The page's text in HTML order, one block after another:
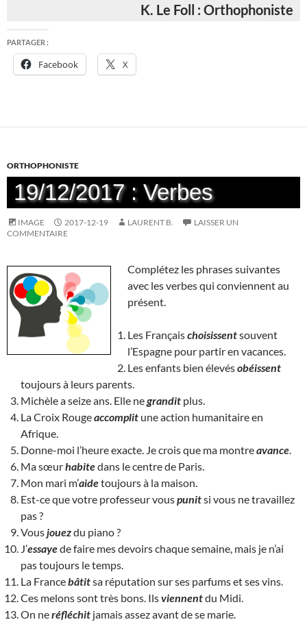
K. Le Foll : Orthophoniste
PARTAGER :
Facebook X
ORTHOPHONISTE
19/12/2017 : Verbes
IMAGE 2017-12-19 LAURENT B.
LAISSER UN
COMMENTAIRE
Complétez les phrases suivantes
avec les verbes qui conviennent au
présent.
Les Françaischoisissentsouvent
l’Espagne pour partir en vacances.
Les enfants bien élevésobéissent
toujours à leurs parents.
Michèle a seize ans. Elle negrandit plus.
La Croix Rougeaccomplit une action humanitaire en
Afrique.
Donne-moi l’heure exacte. Je crois que ma montreavance
Ma sœurhabitedans le centre de Paris.
Mon mari m’aidetoujours à la maison.
Est-ce que votre professeur vouspunitsi vous ne travaillez
pas ?
Vous jouezdu piano ?
J’essayede faire mes devoirs chaque semaine, mais je n’ai
pas toujours le temps.
La Francebâtitsa réputation sur ses parfums et ses vins.
Ces melons sont très bons. Ilsviennentdu Midi.
On neréfléchit jamais assez avant de se marie.